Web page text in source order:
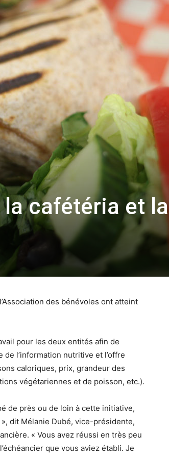
cafétéria et la
des bénévoles ont atteint
pour les deux entités afin de
l’information nutritive et l’offre
caloriques, prix, grandeur des
végétariennes et de poisson, etc.).
de près ou de loin à cette initiative,
dit Mélanie Dubé, vice-présidente,
« Vous avez réussi en très peu
que vous aviez établi. Je